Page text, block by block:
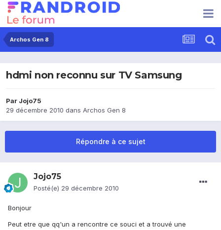
Archos Gen 8
hdmi non reconnu sur TV Samsung
Par Jojo75
29 décembre 2010 dans Archos Gen 8
Répondre à ce sujet
Jojo75
Posté(e) 29 décembre 2010
Bonjour
Peut etre que qq'un a rencontre ce souci et a trouvé une